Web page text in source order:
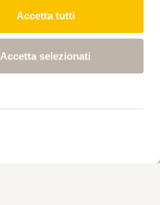
Accetta tutti
Accetta selezionati